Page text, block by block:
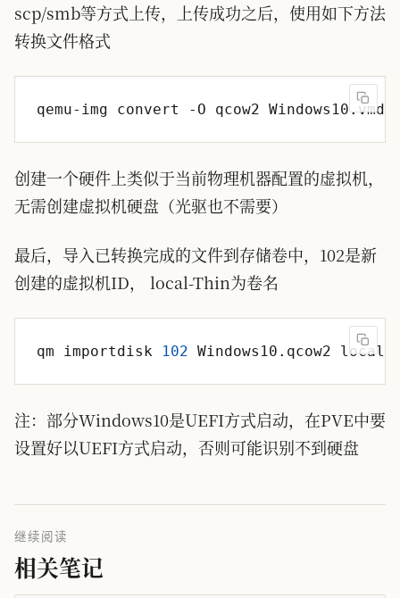
scp/smb等方式上传，上传成功之后，使用如下方法
转换文件格式
创建一个硬件上类似于当前物理机器配置的虚拟机，
无需创建虚拟机硬盘（光驱也不需要）
最后，导入已转换完成的文件到存储卷中，102是新
创建的虚拟机ID， local-Thin为卷名
qm importdisk 102
注：部分Windows10是UEFI方式启动，在PVE中要
设置好以UEFI方式启动，否则可能识别不到硬盘
继续阅读
相关笔记